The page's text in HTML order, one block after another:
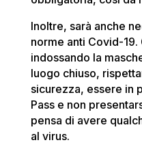
Inoltre, sarà anche
norme anti Covid-
indossando la
luogo chiuso,
sicurezza, essere in
Pass e non
pensa di avere
al virus.